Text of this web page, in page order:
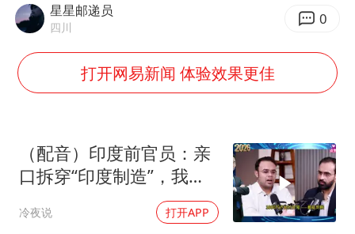
曝张一鸣下死命令：不依赖AI蒸馏技术
中国经济展现强大韧性和活力
星星邮递员
四川 0
打开网易新闻 体验效果更佳
（配音）印度前官员：亲
口拆穿“印度制造”，我们
只有组装能力，算不上真
正的工业制造
冷夜说 打开APP